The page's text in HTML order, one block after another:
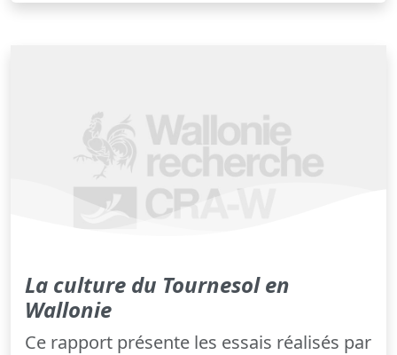
La culture du Tournesol en
Wallonie
Ce rapport présente les essais réalisés par